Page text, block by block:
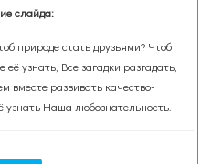
слайда:
природе стать друзьями? Чтоб
узнать, Все загадки разгадать,
вместе развивать качество-
узнать Наша любознательность.